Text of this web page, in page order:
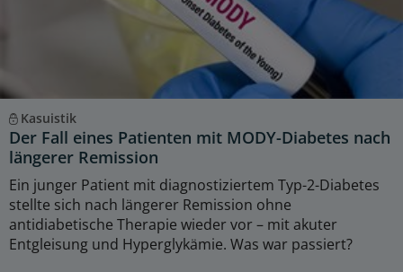
Kasuistik
Der Fall eines Patienten mit MODY-Diabetes nach
längerer Remission
Ein junger Patient mit diagnostiziertem Typ-2-Diabetes
stellte sich nach längerer Remission ohne
antidiabetische Therapie wieder vor – mit akuter
Entgleisung und Hyperglykämie. Was war passiert?